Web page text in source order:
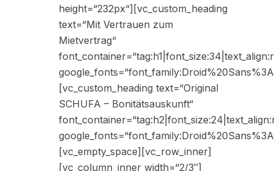
height=“232px“][vc_custom_heading
text=“Mit Vertrauen zum
Mietvertrag“
[vc_custom_heading text=“Original
SCHUFA – Bonitätsauskunft“
[vc_empty_space][vc_row_inner]
[vc_column_inner width=“2/3″]